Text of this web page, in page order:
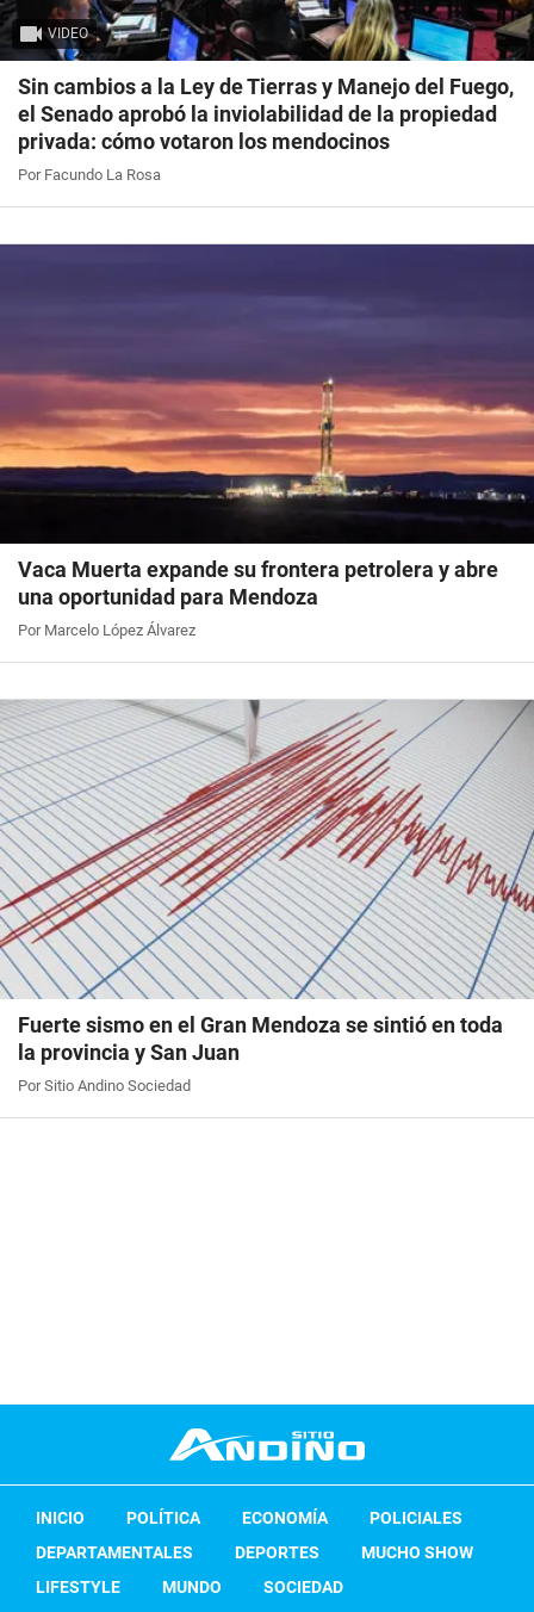
VIDEO
Sin cambios a la Ley de Tierras y Manejo del Fuego,
el Senado aprobó la inviolabilidad de la propiedad
privada: cómo votaron los mendocinos
Por Facundo La Rosa
Vaca Muerta expande su frontera petrolera y abre
una oportunidad para Mendoza
Por Marcelo López Álvarez
Fuerte sismo en el Gran Mendoza se sintió en toda
la provincia y San Juan
Por Sitio Andino Sociedad
INICIO POLÍTICA ECONOMÍA
POLICIALES
DEPARTAMENTALES
DEPORTES
MUCHO SHOW
LIFESTYLE
MUNDO SOCIEDAD